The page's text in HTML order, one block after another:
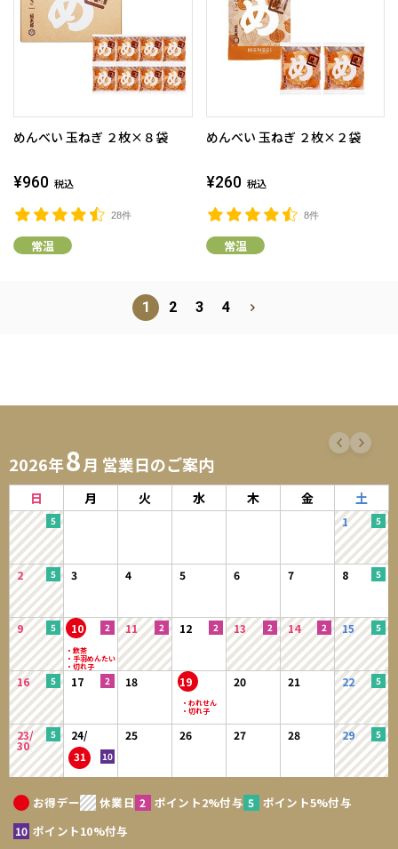
めんべい 玉ねぎ ２枚×８袋
28件
¥960 税込
常温
めんべい 玉ねぎ ２枚×２袋
8件
¥260 税込
常温
1 2 3 4
2026年8月 営業日のご案内
日 月 火 水 木 金 土
1
2 3 4 5 6 7 8
9 10 11 12 13 14 15
16 17 18 19 20 21 22
23/
30
24/
31
25 26 27 28 29
お得デー 休業日 ポイント2%付与
ポイント5%付与
ポイント10%付与